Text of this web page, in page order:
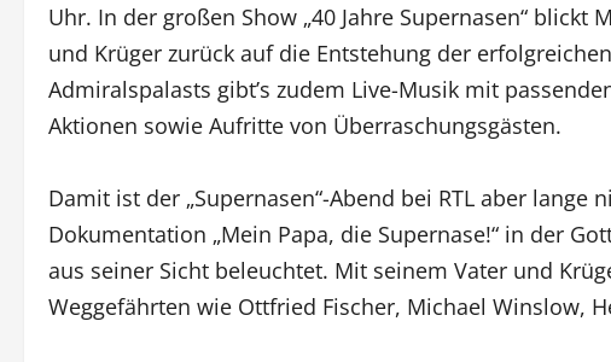
Uhr. In der großen Show „40 Jahre Supernasen“ blickt
und Krüger zurück auf die Entstehung der
Admiralspalasts gibt’s zudem Live-Musik mit
Aktionen sowie Aufritte von Überraschungsgästen.
Damit ist der „Supernasen“-Abend bei RTL aber
Dokumentation „Mein Papa, die Supernase!“ in der
aus seiner Sicht beleuchtet. Mit seinem Vater und
Weggefährten wie Ottfried Fischer, Michael Winslow,